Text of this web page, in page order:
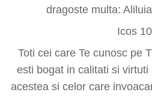
dragoste multa:
Icos 10
Toti cei care Te cunosc pe
esti bogat in calitati si
acestea si celor care